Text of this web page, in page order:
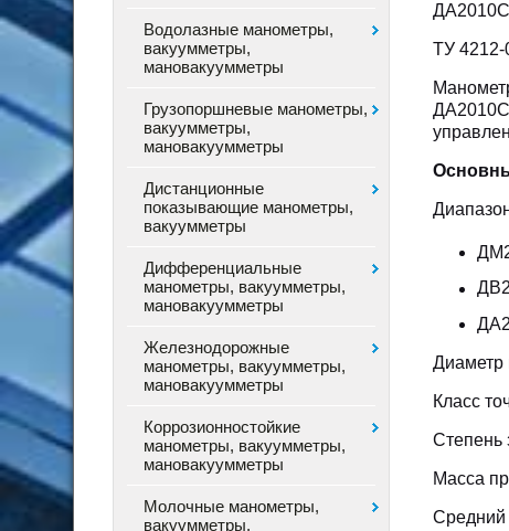
Водолазные манометры,
вакуумметры,
мановакуумметры
Грузопоршневые манометры,
вакуумметры,
мановакуумметры
Дистанционные
показывающие манометры,
вакуумметры
Дифференциальные
манометры, вакуумметры,
мановакуумметры
Железнодорожные
манометры, вакуумметры,
мановакуумметры
Коррозионностойкие
манометры, вакуумметры,
мановакуумметры
Молочные манометры,
вакуумметры,
ТУ 4212-
Диаметр
Класс
Масса
Средний